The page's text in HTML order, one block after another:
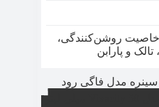
خاصیت روشن‌کنندگی،
تالک و پارابن
مدل فاگی رود